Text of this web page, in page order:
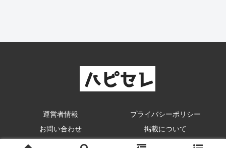
運営者情報
プライバシーポリシー
お問い合わせ
掲載について